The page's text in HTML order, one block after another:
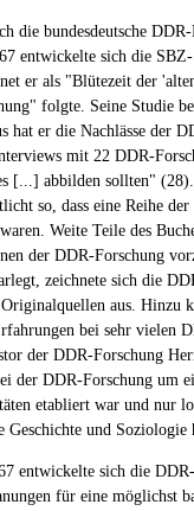
die bundesdeutsche
entwickelte sich die
er als "Blütezeit der
folgte. Seine Studie
hat er die Nachlässe der
mit 22 DDR-
[...] abbilden sollten"
so, dass eine Reihe
Weite Teile des
der DDR-Forschung
zeichnete sich die
aus. Hinzu
bei sehr vielen
der DDR-Forschung
der DDR-Forschung
etabliert war und nur
und Soziologie
entwickelte sich die
für eine möglichst